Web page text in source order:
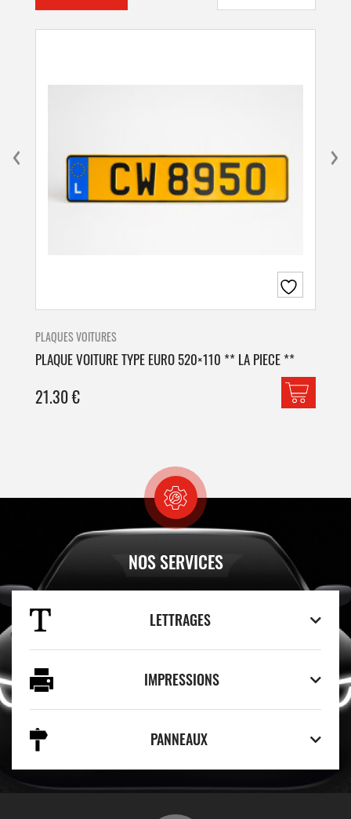
PLAQUES VOITURES
PLAQUE VOITURE TYPE EURO 520×110 ** LA PIECE **
21.30€
NOS SERVICES
LETTRAGES
IMPRESSIONS
PANNEAUX